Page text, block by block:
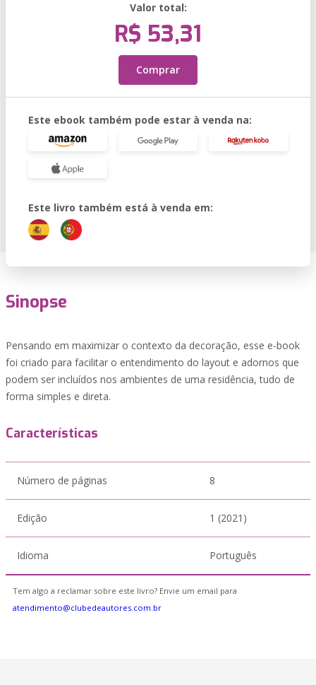
Valor total:
R$ 53,31
Comprar
Este ebook também pode estar à venda na:
Este livro também está à venda em:
Sinopse
Pensando em maximizar o contexto da decoração, esse e-book
foi criado para facilitar o entendimento do layout e adornos que
podem ser incluídos nos ambientes de uma residência, tudo de
forma simples e direta.
Características
Número de páginas 8
Edição 1 (2021)
Idioma Português
Tem algo a reclamar sobre este livro? Envie um email para
atendimento@clubedeautores.com.br